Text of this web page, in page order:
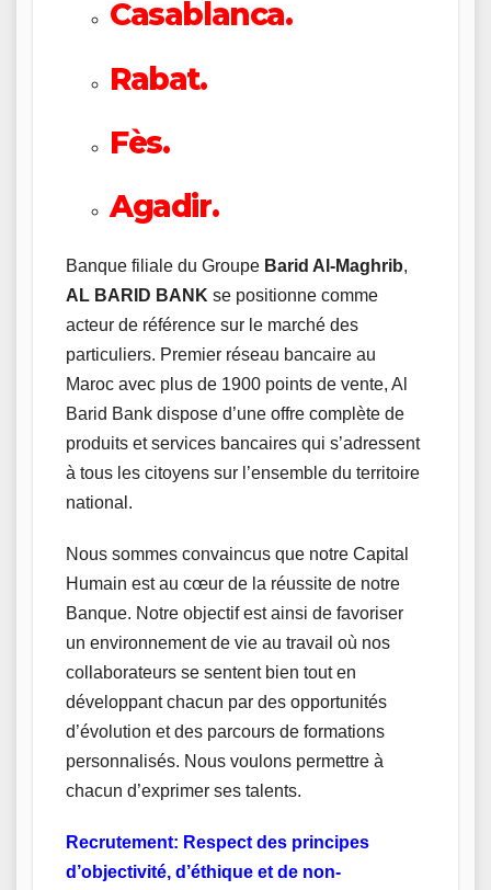
Casablanca.
Rabat.
Fès.
Agadir.
Banque filiale du Groupe Barid Al-Maghrib,
AL BARID BANK se positionne comme
acteur de référence sur le marché des
particuliers. Premier réseau bancaire au
Maroc avec plus de 1900 points de vente, Al
Barid Bank dispose d’une offre complète de
produits et services bancaires qui s’adressent
à tous les citoyens sur l’ensemble du territoire
national.
Nous sommes convaincus que notre Capital
Humain est au cœur de la réussite de notre
Banque. Notre objectif est ainsi de favoriser
un environnement de vie au travail où nos
collaborateurs se sentent bien tout en
développant chacun par des opportunités
d’évolution et des parcours de formations
personnalisés. Nous voulons permettre à
chacun d’exprimer ses talents.
Recrutement: Respect des principes
d’objectivité, d’éthique et de non-